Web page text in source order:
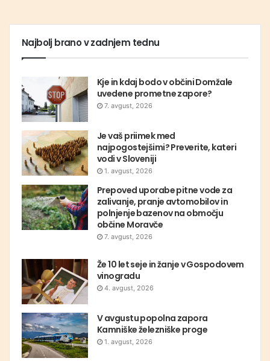
Najbolj brano v zadnjem tednu
Kje in kdaj bodo v občini Domžale
uvedene prometne zapore?
7. avgust, 2026
Je vaš priimek med
najpogostejšimi? Preverite, kateri
vodi v Sloveniji
1. avgust, 2026
Prepoved uporabe pitne vode za
zalivanje, pranje avtomobilov in
polnjenje bazenov na območju
občine Moravče
7. avgust, 2026
Že 10 let seje in žanje v Gospodovem
vinogradu
4. avgust, 2026
V avgustu popolna zapora
Kamniške železniške proge
1. avgust, 2026